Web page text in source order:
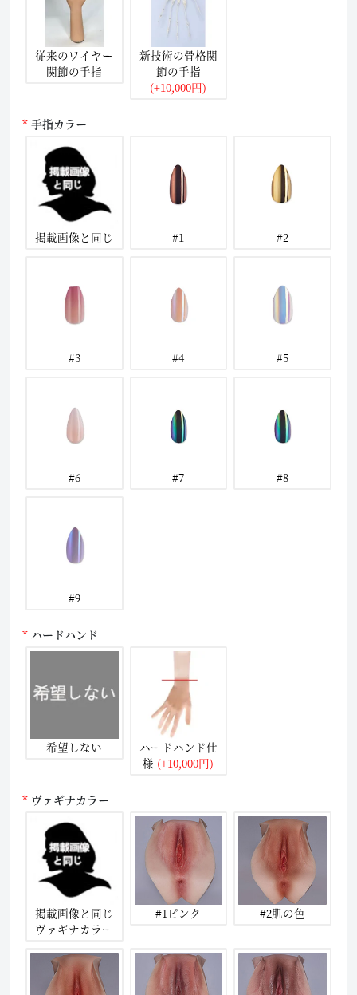
従来のワイヤー
関節の手指
新技術の骨格関
節の手指
(+10,000円)
手指カラー
掲載画像と同じ #1 #2
#3 #4 #5
#6 #7 #8
#9
ハードハンド
希望しない
ハードハンド仕
様 (+10,000円)
ヴァギナカラー
掲載画像と同じ
ヴァギナカラー
#1ピンク #2肌の色